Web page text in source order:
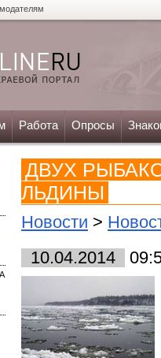
Работа Опросы
ДВУХ
ЛЬДИНЫ
Новости >
10.04.2014